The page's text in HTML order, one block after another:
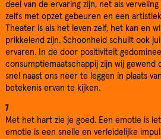
deel van de ervaring zijn, net als
zelfs met opzet gebeuren en een
Theater is als het leven zelf, het kan en
prikkelend zijn. Schoonheid schuilt ook
ervaren. In de door positiviteit
consumptiemaatschappij zijn wij gewend
snel naast ons neer te leggen in plaats
betekenis ervan te kijken.
7
Met het hart zie je goed. Een emotie is
emotie is een snelle en verleidelijke